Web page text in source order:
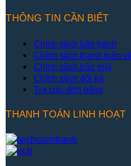
THÔNG TIN CẦN BIẾT
Chính sách bảo hành
Chính sách thanh toán
Chính sách bảo mật
Chính sách đổi trả
Tra cứu đơn hàng
THANH TOÁN LINH HOẠT